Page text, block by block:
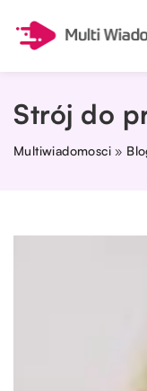
Strój do
Multiwiadomosci »